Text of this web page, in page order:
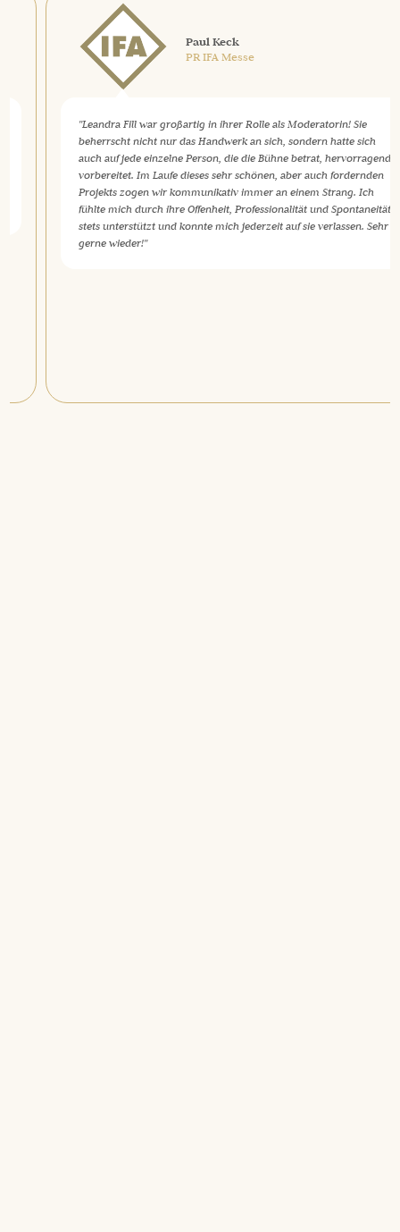
"Leandra Fill war großartig in ihrer Rolle als Moderatorin! Sie
beherrscht nicht nur das Handwerk an sich, sondern hatte sich
auch auf jede einzelne Person, die die Bühne betrat, hervorragend
vorbereitet. Im Laufe dieses sehr schönen, aber auch fordernden
Projekts zogen wir kommunikativ immer an einem Strang. Ich
fühlte mich durch ihre Offenheit, Professionalität und Spontaneität
stets unterstützt und konnte mich jederzeit auf sie verlassen. Sehr
gerne wieder!"
Paul Keck
PR IFA Messe